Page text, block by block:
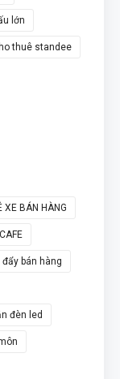
lớn
thuê standee
XE BÁN HÀNG
bán hàng
đèn led